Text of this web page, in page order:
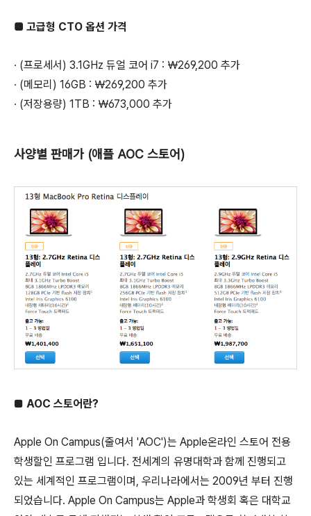
■ 고급형 CTO 옵션 가격
∙ (프로세서) 3.1GHz 듀얼 코어 i7 : ￦269,200 추가
∙ (메모리) 16GB : ￦269,200 추가
∙ (저장용량) 1TB : ￦673,000 추가
사양별 판매가 (애플 AOC 스토어)
■ AOC 스토어란?
Apple On Campus(줄여서 'AOC')는 Apple온라인 스토어 전용
학생할인 프로그램 입니다. 전세계의 유명대학과 함께 진행되고
있는 세계적인 프로그램이며, 우리나라에서는 2009년 부터 진행
되었습니다. Apple On Campus는 Apple과 학생회 혹은 대학교